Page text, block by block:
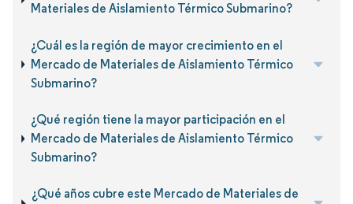
Materiales de Aislamiento Térmico Submarino?
¿Cuál es la región de mayor crecimiento en el
Mercado de Materiales de Aislamiento Térmico
Submarino?
¿Qué región tiene la mayor participación en el
Mercado de Materiales de Aislamiento Térmico
Submarino?
¿Qué años cubre este Mercado de Materiales de